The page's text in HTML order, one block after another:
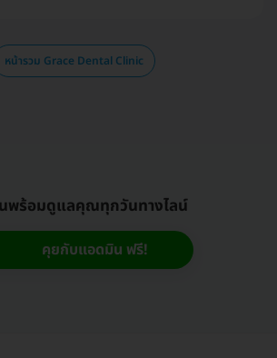
หน้ารวม Grace Dental Clinic
พร้อมดูแลคุณทุกวันทางไลน์
คุยกับแอดมิน ฟรี!